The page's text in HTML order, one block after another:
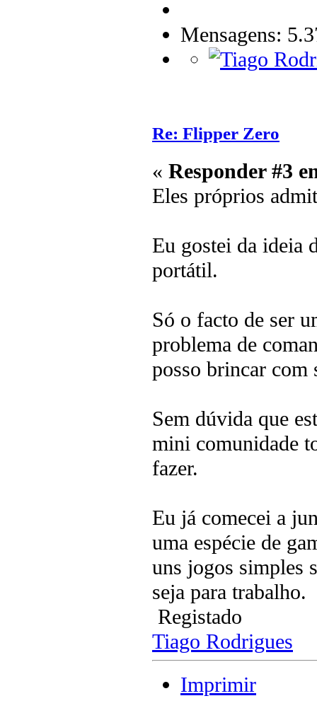
Mensagens:
Re: Flipper Zero
« Responder #3
Eles próprios
Eu gostei da ideia
portátil.
Só o facto de ser
problema de
posso brincar com
Sem dúvida que
mini comunidade
fazer.
Eu já comecei a
uma espécie de
uns jogos simples
seja para trabalho.
Registado
Tiago Rodrigues
Imprimir